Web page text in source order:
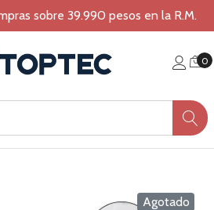
sobre 39.990 pesos en la R.M.
0
Agotado